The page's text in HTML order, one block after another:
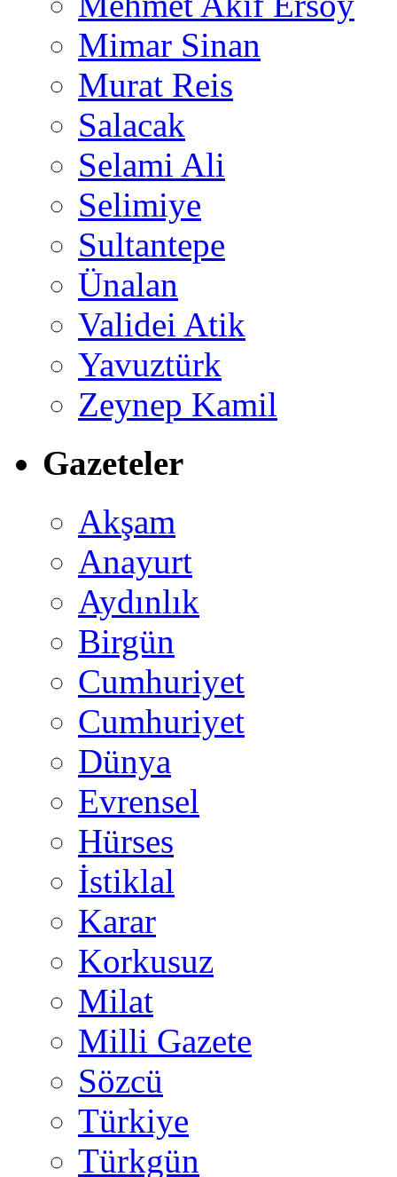
Mimar Sinan
Murat Reis
Salacak
Selami Ali
Selimiye
Sultantepe
Ünalan
Validei Atik
Yavuztürk
Zeynep Kamil
Gazeteler
Akşam
Anayurt
Aydınlık
Birgün
Cumhuriyet
Cumhuriyet
Dünya
Evrensel
Hürses
İstiklal
Karar
Korkusuz
Milat
Milli Gazete
Sözcü
Türkiye
Türkgün